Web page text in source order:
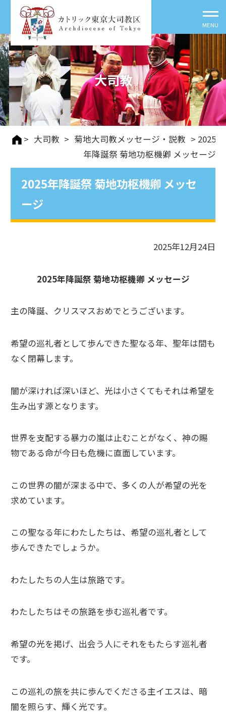
大司教
> 大司教 > 菊地大司教メッセージ・説教 > 2025
年降誕祭 菊地功枢機卿 メッセージ
2025年降誕祭 菊地功枢機卿 メッセ
ージ
2025年12月24日
2025年降誕祭 菊地功枢機卿 メッセージ
主の降誕、クリスマスおめでとうございます。
希望の巡礼者として歩んできた聖なる年、聖年は間も
なく閉幕します。
闇が深ければ深いほど、光は小さくてもそれは希望を
生み出す源となります。
世界を支配する暴力の嵐は止むことがなく、神の賜
物である命が今日も危機に直面しています。
この世界の闇が深まる中で、多くの人が希望の光を
求めています。
この聖なる年にわたしたちは、希望の巡礼者として
歩んできたでしょうか。
わたしたちの人生は旅路です。
わたしたちはその旅路を歩む巡礼者です。
希望の光を掲げ、出会う人にそれをもたらす巡礼者
です。
この巡礼の旅を共に歩んでくださる主イエスは、暗
闇を照らす、輝く光です。